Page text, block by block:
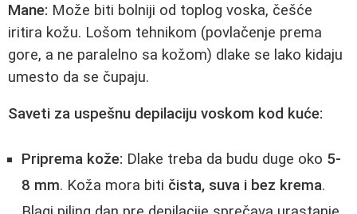
Mane: Može biti bolniji od toplog voska, češće
iritira kožu. Lošom tehnikom (povlačenje prema
gore, a ne paralelno sa kožom) dlake se lako kidaju
umesto da se čupaju.
Saveti za uspešnu depilaciju voskom kod kuće:
Priprema kože: Dlake treba da budu duge oko 5-
8 mm. Koža mora biti čista, suva i bez krema.